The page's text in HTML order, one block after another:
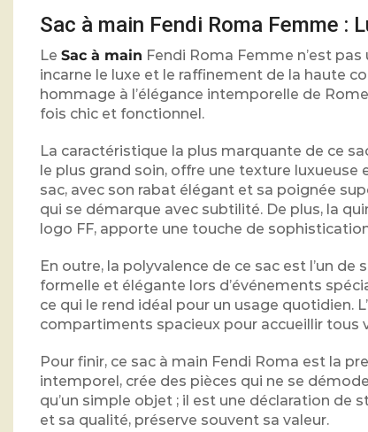
Sac à main Fendi Roma Femme :
Le Sac à main Fendi Roma Femme n’est
incarne le luxe et le raffinement de la haute
hommage à l’élégance intemporelle de
fois chic et fonctionnel.
La caractéristique la plus marquante de ce
le plus grand soin, offre une texture
sac, avec son rabat élégant et sa poignée
qui se démarque avec subtilité. De plus, la
logo FF, apporte une touche de
En outre, la polyvalence de ce sac est l’un
formelle et élégante lors d’événements
ce qui le rend idéal pour un usage quotidien.
compartiments spacieux pour accueillir tous
Pour finir, ce sac à main Fendi Roma est la
intemporel, crée des pièces qui ne se
qu’un simple objet ; il est une déclaration de
et sa qualité, préserve souvent sa valeur.